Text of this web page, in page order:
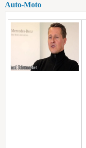
Auto-Moto